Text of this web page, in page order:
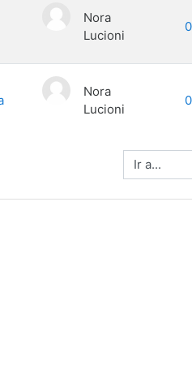
Nora
Lucioni
0
Nora
Lucioni
0
Ir a...